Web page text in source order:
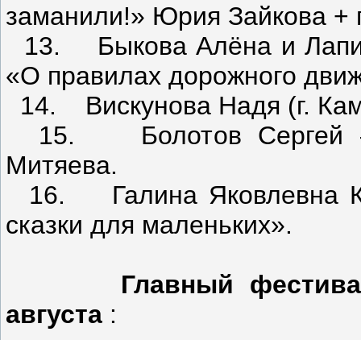
заманили!» Юрия Зайкова +
13. Быкова Алёна и
«О правилах дорожного
14. Вискунова Надя (г.
15. Болотов Сергей –
Митяева.
16. Галина Яковлевна
сказки для маленьких».
Главный
августа :